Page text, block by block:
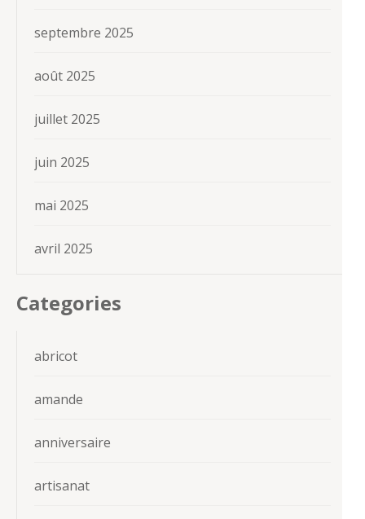
septembre 2025
août 2025
juillet 2025
juin 2025
mai 2025
avril 2025
Categories
abricot
amande
anniversaire
artisanat